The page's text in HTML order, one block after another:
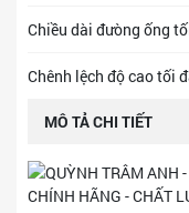
Chiều dài đưòng ống
Chênh lệch độ cao tối
MÔ TẢ CHI TIẾT